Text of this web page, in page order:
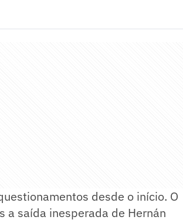
desde o início. O
a saída inesperada de Hernán